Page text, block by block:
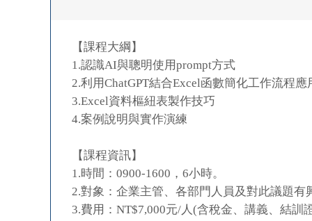
【課程大綱】
1.認識AI與聰明使用prompt方式
2.利用ChatGPT結合Excel函數簡化工作流程應
3.Excel資料樞紐表製作技巧
4.案例說明與實作演練
【課程資訊】
1.時間：0900-1600，6小時。
2.對象：企業主管、各部門人員及對此議題有
3.費用：NT$7,000元/人(含稅金、講義、結訓